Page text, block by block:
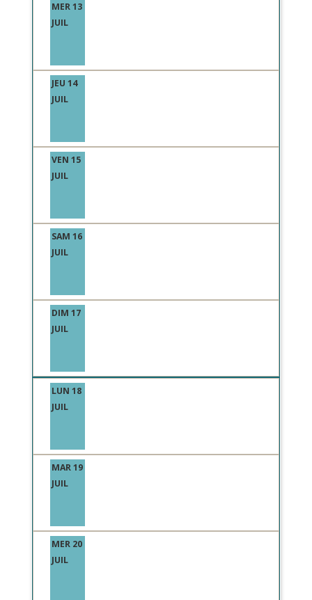
MER 13
JUIL
JEU 14
JUIL
VEN 15
JUIL
SAM 16
JUIL
DIM 17
JUIL
LUN 18
JUIL
MAR 19
JUIL
MER 20
JUIL